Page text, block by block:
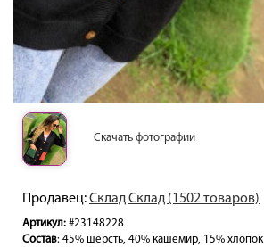
Скачать фотографии
Продавец:Склад Склад (1502 товаров)
Артикул: #23148228
Состав: 45% шерсть, 40% кашемир, 15% хлопок